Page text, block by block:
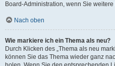
Board-Administration, wenn Sie
Nach oben
Wie markiere ich ein Thema als neu?
Durch Klicken des „Thema als neu
können Sie das Thema wieder ganz